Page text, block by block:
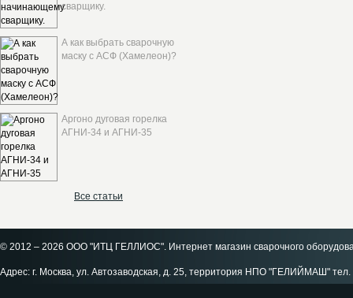
сварщику.
А как выбрать сварочную
маску с АСФ (Хамелеон)?
Аргоно дуговая горелка
АГНИ-34 и АГНИ-35
Все статьи
© 2012 – 2026 ООО "ИТЦ ГЕЛЛИОС". Интернет магазин сварочного
Адрес: г. Москва, ул. Автозаводская, д. 25, территория НПО "ГЕЛИЙМАШ"